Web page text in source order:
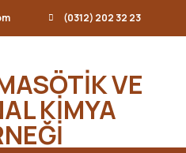
(0312) 202 32 23
VE
KİMYA